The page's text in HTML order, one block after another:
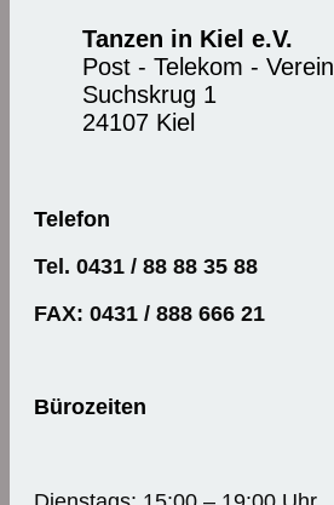
Tanzen in Kiel e.V.
Post - Telekom - Verein
Suchskrug 1
24107 Kiel
Telefon
Tel. 0431 / 88 88 35 88
FAX: 0431 / 888 666 21
Bürozeiten